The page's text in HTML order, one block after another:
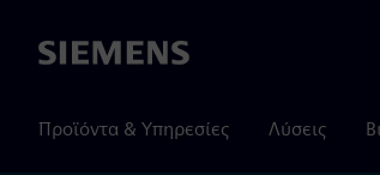
Siemens
Προϊόντα & Υπηρεσίες Λύσεις